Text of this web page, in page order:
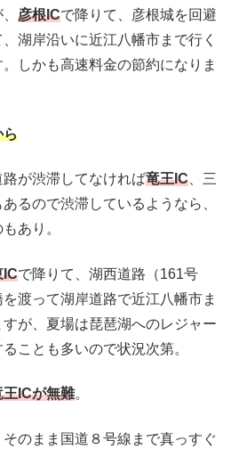
彦根ICで降りて、彦根城を回避
湖岸沿いに近江八幡市まで行く
しかも高速料金の節約になりま
ら
が渋滞してなければ竜王IC 、三
るので渋滞しているようなら、
あり。
ICで降りて、湖西道路（161号
渡って湖岸道路で近江八幡市ま
が、夏場は琵琶湖へのレジャー
ことも多いので状況次第。
王ICが無難。
そのまま国道８号線まで真っすぐ